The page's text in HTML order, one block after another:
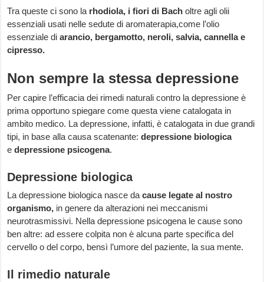
Tra queste ci sono la rhodiola, i fiori di Bach oltre agli olii
essenziali usati nelle sedute di aromaterapia,come l’olio
essenziale diarancio, bergamotto, neroli, salvia, cannella e
cipresso.
Non sempre la stessa depressione
Per capire l’efficacia dei rimedi naturali contro la depressione è
prima opportuno spiegare come questa viene catalogata in
ambito medico. La depressione, infatti, è catalogata in due grandi
tipi, in base alla causa scatenante:depressione biologica
edepressione psicogena.
Depressione biologica
La depressione biologica nasce dacause legate al nostro
organismo, in genere da alterazioni nei meccanismi
neurotrasmissivi. Nella depressione psicogena le cause sono
ben altre: ad essere colpita non è alcuna parte specifica del
cervello o del corpo, bensì l’umore del paziente, la sua mente.
Il rimedio naturale